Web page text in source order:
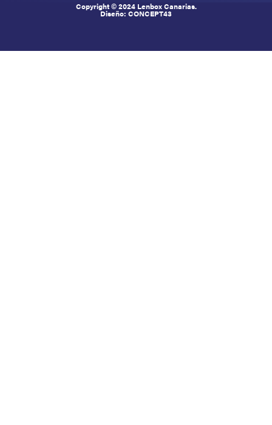
Copyright © 2024 Lenbox Canarias.
Diseño: CONCEPT43